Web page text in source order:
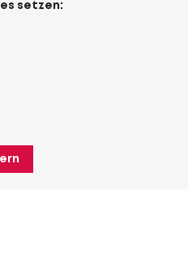
setzen: